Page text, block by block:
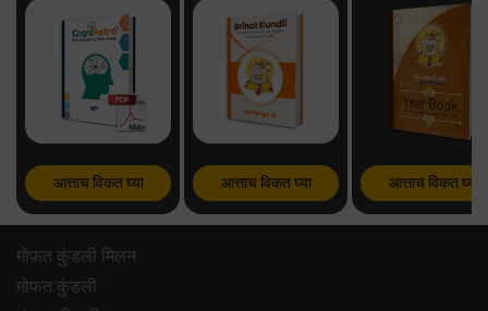
आत्ताच विकत घ्या आत्ताच विकत घ्या आत्ताच विकत घ्या
मोफत कुंडली मिलन
मोफत कुंडली